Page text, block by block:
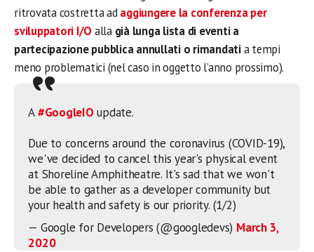
ritrovata costretta adaggiungere la conferenza per
sviluppatori I/O alla già lunga lista di eventi a
partecipazione pubblica annullati o rimandatia tempi
meno problematici (nel caso in oggetto l’anno prossimo).
A#GoogleIO update.
Due to concerns around the coronavirus (COVID-19),
we've decided to cancel this year's physical event
at Shoreline Amphitheatre. It's sad that we won't
be able to gather as a developer community but
your health and safety is our priority. (1/2)
— Google for Developers (@googledevs) March 3,
2020